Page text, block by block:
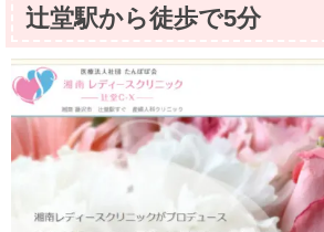
辻堂駅から徒歩で5分